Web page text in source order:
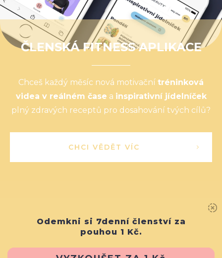
ČLENSKÁ FITNESS APLIKACE
Chceš každý měsíc nová motivační tréninková
videa v reálném čase a inspirativní jídelníček
plný zdravých receptů pro dosahování tvých cílů?
CHCI VĚDĚT VÍC
Odemkni si 7denní členství za
pouhou 1 Kč.